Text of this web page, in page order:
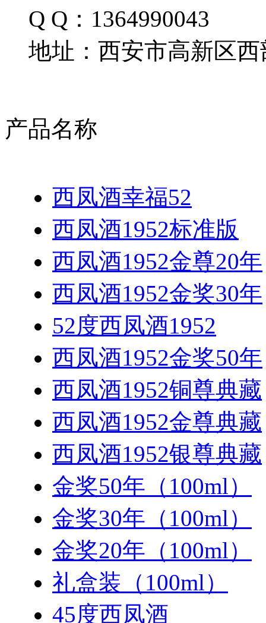
Q Q：1364990043
地址：西安市高新区西
产品名称
西凤酒幸福52
西凤酒1952标准版
西凤酒1952金尊20年
西凤酒1952金奖30年
52度西凤酒1952
西凤酒1952金奖50年
西凤酒1952铜尊典藏
西凤酒1952金尊典藏
西凤酒1952银尊典藏
金奖50年（100ml）
金奖30年（100ml）
金奖20年（100ml）
礼盒装（100ml）
45度西凤酒